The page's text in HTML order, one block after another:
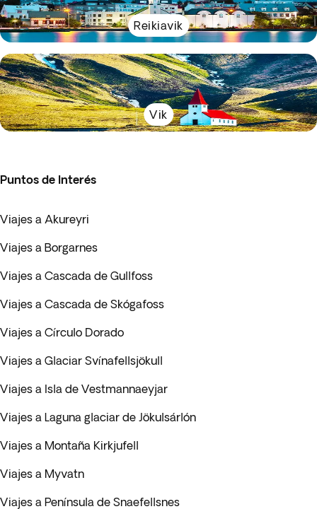
Reikiavik
Vik
Puntos de Interés
Viajes a Akureyri
Viajes a Borgarnes
Viajes a Cascada de Gullfoss
Viajes a Cascada de Skógafoss
Viajes a Círculo Dorado
Viajes a Glaciar Svínafellsjökull
Viajes a Isla de Vestmannaeyjar
Viajes a Laguna glaciar de Jökulsárlón
Viajes a Montaña Kirkjufell
Viajes a Myvatn
Viajes a Península de Snaefellsnes